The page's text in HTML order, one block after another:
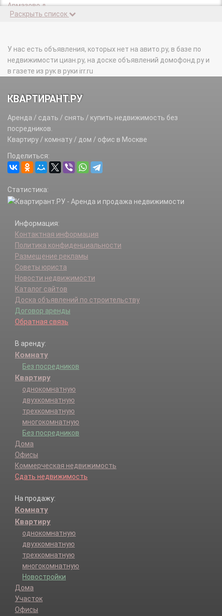
Армазово д.
Девятское д.
Знамя Октября п.
Молодцы д.
Мостовское д.
Остафьево с.
Остафьево п.
Рыбино д.
Рязаново д.
Рязаново п/о.
Старосырово д.
Студенцы д.
Фабрики им 1 Мая п.
Раскрыть список
У нас есть объявления, которых нет на авито.ру, в базе по
недвижимости циан.ру, на доске объявлений домофонд.ру и
в газете из рук в руки irr.ru
КВАРТИРАНТ.РУ
Аренда / сдать / снять / купить недвижимость без
посредников.
Квартиру / комнату / дом / офис в Москве
Поделиться:
Статистика:
Информация:
Контактная информация
Политика конфиденциальности
Размещение рекламы
Советы юриста
Новости недвижимости
Каталог сайтов
Доска объявлений по строительству
Договор аренды
Обратная связь
В аренду:
Комнату
Без посредников
Квартиру
однокомнатную
двухкомнатную
трехкомнатную
многокомнатную
Без посредников
Дома
Офисы
Коммерческая недвижимость
Сдать недвижимость
На продажу:
Комнату
Квартиру
однокомнатную
двухкомнатную
трехкомнатную
многокомнатную
Новостройки
Дома
Участок
Офисы